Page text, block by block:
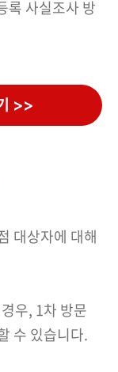
록 사실조사 방
>>
대상자에 대해
우, 1차 방문
수 있습니다.